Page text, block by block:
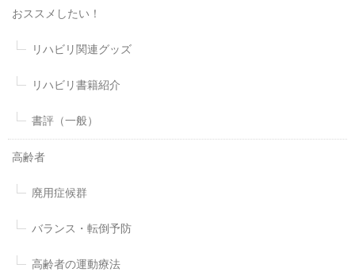
おススメしたい！
リハビリ関連グッズ
リハビリ書籍紹介
書評（一般）
高齢者
廃用症候群
バランス・転倒予防
高齢者の運動療法